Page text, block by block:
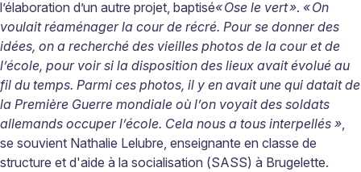
l’élaboration d’un autre projet, baptisé«Ose le vert». «On
voulait réaménager la cour de récré. Pour se donner des
idées, on a recherché des vieilles photos de la cour et de
l’école, pour voir si la disposition des lieux avaitévolué au
fil du temps. Parmi ces photos, il y en avait une qui datait de
la Première Guerre mondiale où l’on voyait des soldats
allemands occuper l’école. Cela nous a tous interpellés »
se souvient Nathalie Lelubre, enseignante en classe de
structure et d'aide à la socialisation (SASS) à Brugelette.